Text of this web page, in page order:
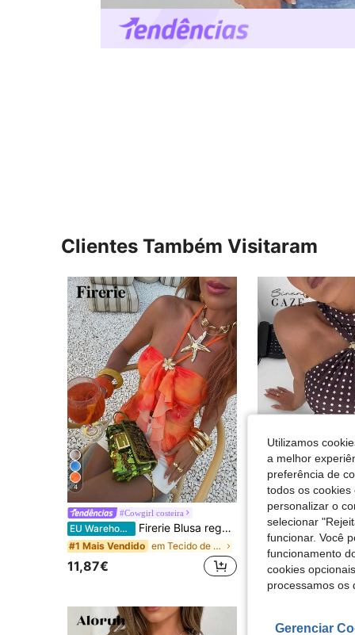
Clientes Também Visitaram
4
#Cowgirl costeira
EU Warehouse Firerie Blusa regata feminina com bainha assimétrica e fivela metálica, estampada e sem mangas, ideal para férias na praia, verão, Dia dos Namorados, casamento na praia, aniversário e muito mais. Blusa sexy de verão, maiô regata sexy, blusa com fenda e bainha irregular, roupa de primavera/verão, encontro, festa, festival de música, estilo boho, férias, boêmio, praia, Havaí, shows.
#1 Mais Vendido em Tecido de malha Tops, blusas e camisetas femini
11,87€
Siren
EU Warehouse Siren Gaze Blusa feminina
9,89€
Utilizamos
a melhor
preferência de
todos os
personalizar o
selecionar
funcionar. Você
funcionamento
cookies
processamos
Gerenciar